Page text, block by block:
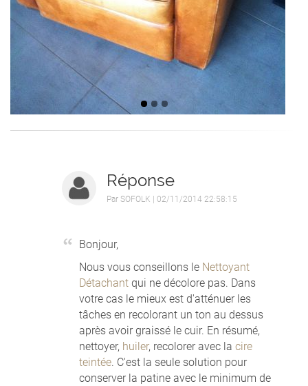
Réponse
Par SOFOLK | 02/11/2014 22:58:15
Bonjour,
Nous vous conseillons le Nettoyant
Détachant qui ne décolore pas. Dans
votre cas le mieux est d'atténuer les
tâches en recolorant un ton au dessus
après avoir graissé le cuir. En résumé,
nettoyer, huiler, recolorer avec la cire
teintée. C'est la seule solution pour
conserver la patine avec le minimum de